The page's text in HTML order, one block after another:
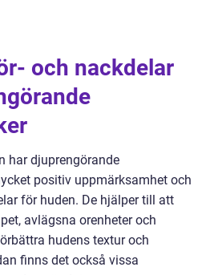
och nackdelar
har djuprengörande
positiv uppmärksamhet och
för huden. De hjälper till att
avlägsna orenheter och
hudens textur och
finns det också vissa